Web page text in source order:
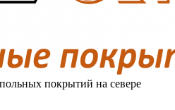
покрытий на севере